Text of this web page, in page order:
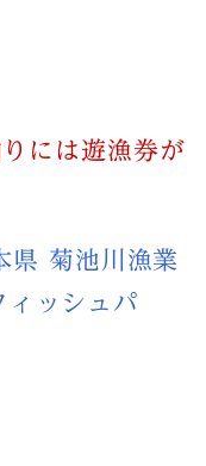
には遊漁券が
県 菊池川漁業
ッシュパ